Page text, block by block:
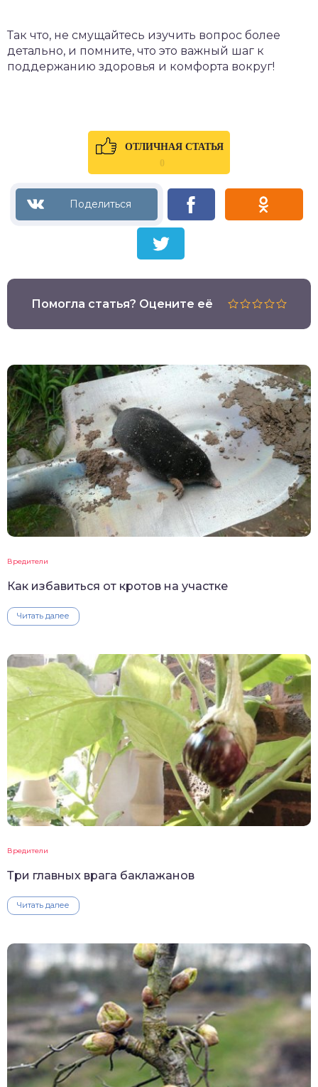
Так что, не смущайтесь изучить вопрос более
детально, и помните, что это важный шаг к
поддержанию здоровья и комфорта вокруг!
ОТЛИЧНАЯ СТАТЬЯ
0
Помогла статья? Оцените её
Вредители
Как избавиться от кротов на участке
Читать далее
Вредители
Три главных врага баклажанов
Читать далее